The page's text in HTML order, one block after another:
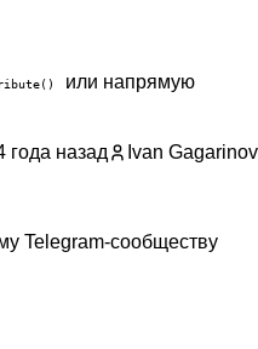
или напрямую
года назад Ivan Gagarinov
Telegram-сообществу